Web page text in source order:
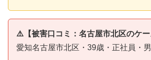
⚠️【被害口コミ：名古屋市北区のケー
愛知名古屋市北区・39歳・正社員・